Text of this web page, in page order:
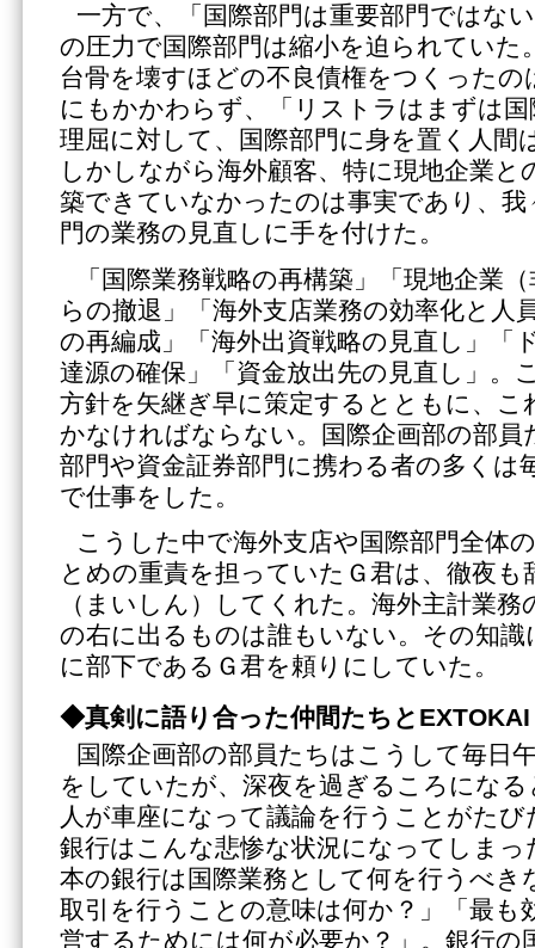
一方で、「国際部門は重要部門ではな
の圧力で国際部門は縮小を迫られていた
台骨を壊すほどの不良債権をつくったの
にもかかわらず、「リストラはまずは
理屈に対して、国際部門に身を置く人間
しかしながら海外顧客、特に現地企業と
築できていなかったのは事実であり、
門の業務の見直しに手を付けた。
「国際業務戦略の再構築」「現地企業
らの撤退」「海外支店業務の効率化と人
の再編成」「海外出資戦略の見直し」「
達源の確保」「資金放出先の見直し」。
方針を矢継ぎ早に策定するとともに、こ
かなければならない。国際企画部の部員
部門や資金証券部門に携わる者の多くは
で仕事をした。
こうした中で海外支店や国際部門全体
とめの重責を担っていたＧ君は、徹夜も
（まいしん）してくれた。海外主計業
の右に出るものは誰もいない。その知識
に部下であるＧ君を頼りにしていた。
◆真剣に語り合った仲間たちとEXTOKAI
国際企画部の部員たちはこうして毎日
をしていたが、深夜を過ぎるころにな
人が車座になって議論を行うことがた
銀行はこんな悲惨な状況になってしまっ
本の銀行は国際業務として何を行うべき
取引を行うことの意味は何か？」「最も
営するためには何が必要か？」。銀行の